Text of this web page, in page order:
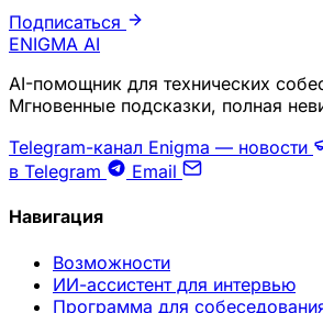
Подписаться
ENIGMA AI
AI-помощник для технических
Мгновенные подсказки, полная
Telegram-канал Enigma — новости
в Telegram
Email
Навигация
Возможности
ИИ-ассистент для интервью
Программа для